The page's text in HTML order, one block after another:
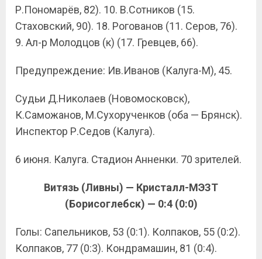
Р.Пономарёв, 82). 10. В.Сотников (15.
Стаховский, 90). 18. Рогованов (11. Серов, 76).
9. Ал-р Молодцов (к) (17. Гревцев, 66).
Предупреждение: Ив.Иванов (Калуга-М), 45.
Судьи Д.Николаев (Новомосковск),
К.Саможанов, М.Сухорученков (оба — Брянск).
Инспектор Р.Седов (Калуга).
6 июня. Калуга. Стадион Анненки. 70 зрителей.
Витязь (Ливны) — Кристалл-МЭЗТ
(Борисоглебск) — 0:4 (0:0)
Голы: Сапельников, 53 (0:1). Колпаков, 55 (0:2).
Колпаков, 77 (0:3). Кондрамашин, 81 (0:4).